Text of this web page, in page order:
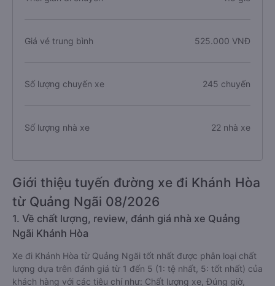
Giá vé trung bình 525.000 VNĐ
Số lượng chuyến xe 245 chuyến
Số lượng nhà xe 22 nhà xe
Giới thiệu tuyến đường xe đi Khánh Hòa
từ Quảng Ngãi 08/2026
1. Về chất lượng, review, đánh giá nhà xe Quảng
Ngãi Khánh Hòa
Xe đi Khánh Hòa từ Quảng Ngãi tốt nhất được phân loại chất
lượng dựa trên đánh giá từ 1 đến 5 (1: tệ nhất, 5: tốt nhất) của
khách hàng với các tiêu chí như: Chất lượng xe, Đúng giờ,